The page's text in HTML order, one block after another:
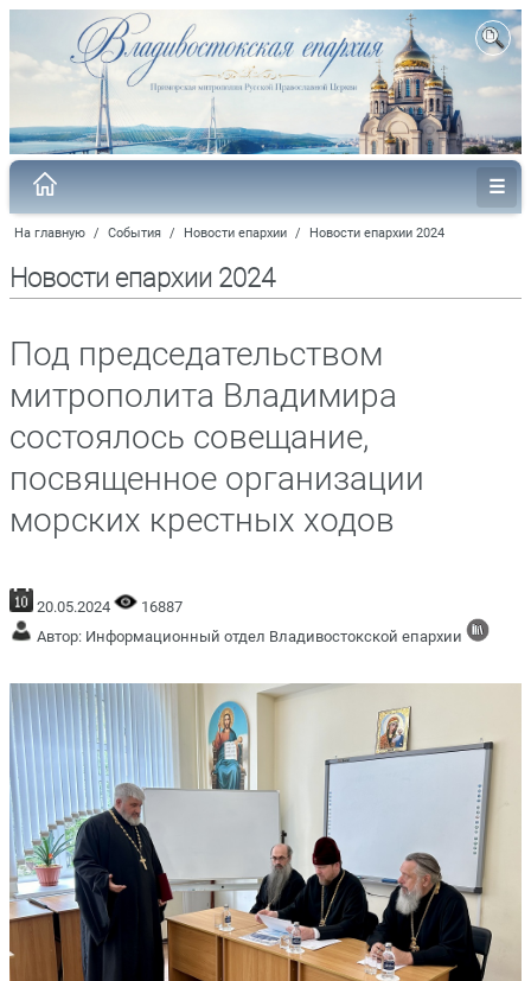
На главную / События / Новости епархии / Новости епархии 2024
Новости епархии 2024
Под председательством
митрополита Владимира
состоялось совещание,
посвященное организации
морских крестных ходов
20.05.2024
16887
Автор: Информационный отдел Владивостокской епархии